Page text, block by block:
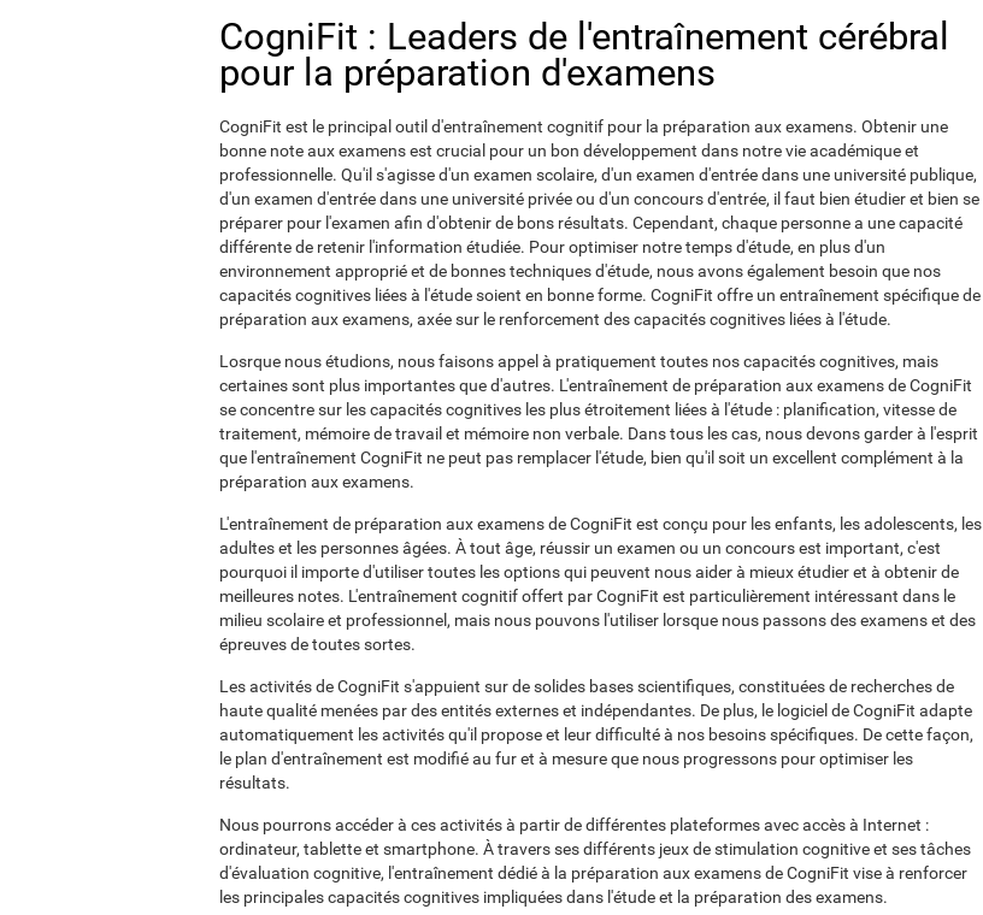
CogniFit : Leaders de l'entraînement cérébral
pour la préparation d'examens
CogniFit est le principal outil d'entraînement cognitif pour la préparation aux examens. Obtenir une
bonne note aux examens est crucial pour un bon développement dans notre vie académique et
professionnelle. Qu'il s'agisse d'un examen scolaire, d'un examen d'entrée dans une université publique,
d'un examen d'entrée dans une université privée ou d'un concours d'entrée, il faut bien étudier et bien se
préparer pour l'examen afin d'obtenir de bons résultats. Cependant, chaque personne a une capacité
différente de retenir l'information étudiée. Pour optimiser notre temps d'étude, en plus d'un
environnement approprié et de bonnes techniques d'étude, nous avons également besoin que nos
capacités cognitives liées à l'étude soient en bonne forme. CogniFit offre un entraînement spécifique de
préparation aux examens, axée sur le renforcement des capacités cognitives liées à l'étude.
Losrque nous étudions, nous faisons appel à pratiquement toutes nos capacités cognitives, mais
certaines sont plus importantes que d'autres. L'entraînement de préparation aux examens de CogniFit
se concentre sur les capacités cognitives les plus étroitement liées à l'étude : planification, vitesse de
traitement, mémoire de travail et mémoire non verbale. Dans tous les cas, nous devons garder à l'esprit
que l'entraînement CogniFit ne peut pas remplacer l'étude, bien qu'il soit un excellent complément à la
préparation aux examens.
L'entraînement de préparation aux examens de CogniFit est conçu pour les enfants, les adolescents, les
adultes et les personnes âgées. À tout âge, réussir un examen ou un concours est important, c'est
pourquoi il importe d'utiliser toutes les options qui peuvent nous aider à mieux étudier et à obtenir de
meilleures notes. L'entraînement cognitif offert par CogniFit est particulièrement intéressant dans le
milieu scolaire et professionnel, mais nous pouvons l'utiliser lorsque nous passons des examens et des
épreuves de toutes sortes.
Les activités de CogniFit s'appuient sur de solides bases scientifiques, constituées de recherches de
haute qualité menées par des entités externes et indépendantes. De plus, le logiciel de CogniFit adapte
automatiquement les activités qu'il propose et leur difficulté à nos besoins spécifiques. De cette façon,
le plan d'entraînement est modifié au fur et à mesure que nous progressons pour optimiser les
résultats.
Nous pourrons accéder à ces activités à partir de différentes plateformes avec accès à Internet :
ordinateur, tablette et smartphone. À travers ses différents jeux de stimulation cognitive et ses tâches
d'évaluation cognitive, l'entraînement dédié à la préparation aux examens de CogniFit vise à renforcer
les principales capacités cognitives impliquées dans l'étude et la préparation des examens.